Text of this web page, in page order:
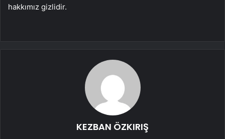
hakkımız gizlidir.
KEZBAN ÖZKIRIŞ